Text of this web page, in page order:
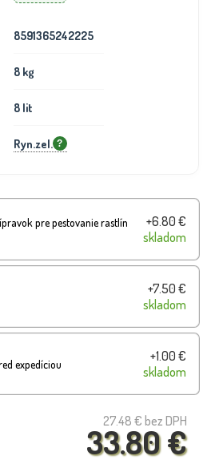
8591365242225
8 kg
8 lit
Ryn.zel. ?
pre pestovanie rastlín
+6.80 €
skladom
+7.50 €
skladom
expedíciou
+1.00 €
skladom
27.48 € bez DPH
33.80 €